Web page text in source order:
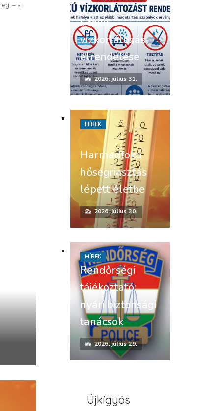
– a
I. fokú
vízkorlátozás
elrendelése
2026. július 31.
Harmadfokú
hőségriasztás
lépett életbe
2026. július 30.
HÍREK
Rendőrségi
tájékoztató:
nyári biztonsági
tanácsok
2026. július 29.
HÍREK
Újkígyós